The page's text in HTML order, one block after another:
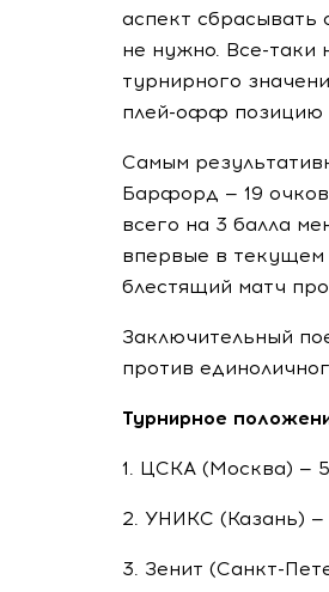
аспект сбрасывать
не нужно. Все-таки
турнирного
плей-офф позицию
Самым
Барфорд — 19
всего на 3 балла
впервые в текущем
блестящий матч
Заключительный
против
Турнирное
1. ЦСКА (Москва) —
2. УНИКС (Казань) —
3. Зенит (Санкт-